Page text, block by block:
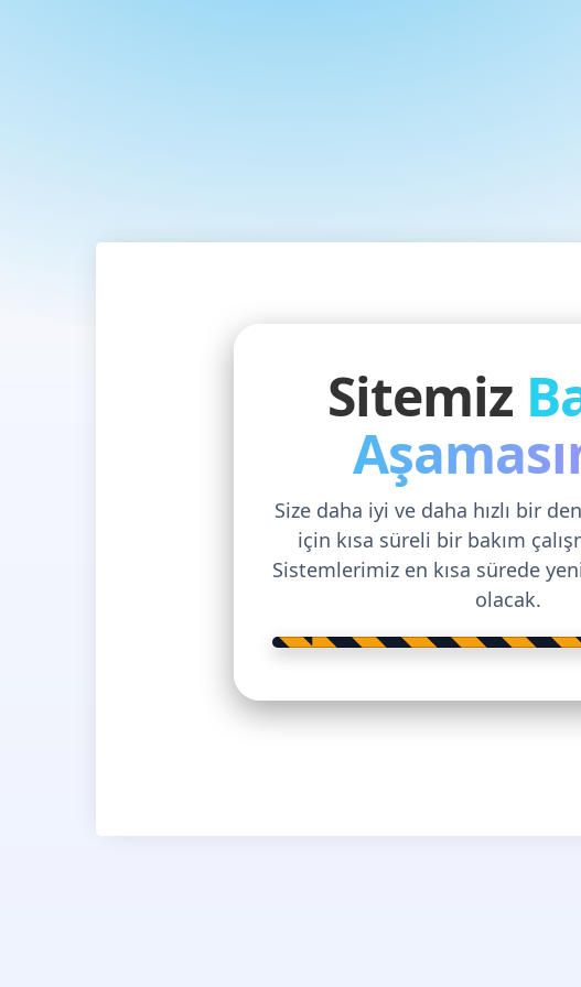
Sitemiz
Size daha iyi ve daha hızlı bir
için kısa süreli bir bakım
Sistemlerimiz en kısa sürede
olacak.